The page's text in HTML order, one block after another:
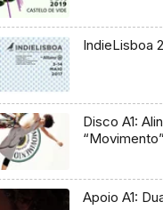
IndieLisboa
Disco A1:
“Movimento”
Apoio A1: